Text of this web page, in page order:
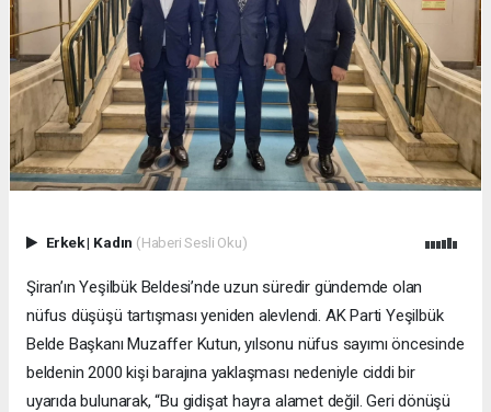
Erkek| Kadın (Haberi Sesli Oku)
Şiran’ın Yeşilbük Beldesi’nde uzun süredir gündemde olan
nüfus düşüşü tartışması yeniden alevlendi. AK Parti Yeşilbük
Belde Başkanı Muzaffer Kutun, yılsonu nüfus sayımı öncesinde
beldenin 2000 kişi barajına yaklaşması nedeniyle ciddi bir
uyarıda bulunarak, “Bu gidişat hayra alamet değil. Geri dönüşü